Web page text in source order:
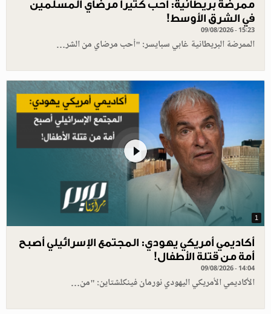
ممرضة بريطانية: أحب كثيرا مرضاي المسلمين
في الشرق الأوسط!
09/08/2026 - 15:23
الممرضة البريطانية غابي سبايسر: "أحب مرضاي من الشر…
1
أكاديمي أمريكي يهودي: المجتمع الإسرائيلي أصبح
أمة من قتلة الأطفال!
09/08/2026 - 14:04
الأكاديمي الأمريكي اليهودي نورمان فينكلشتاين: "من…